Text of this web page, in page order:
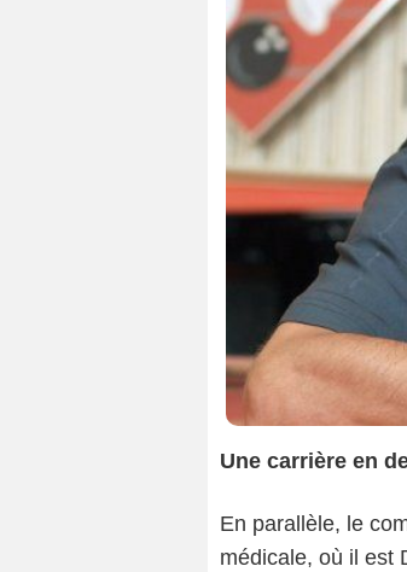
Une carrière en
En parallèle, le
médicale, où il est